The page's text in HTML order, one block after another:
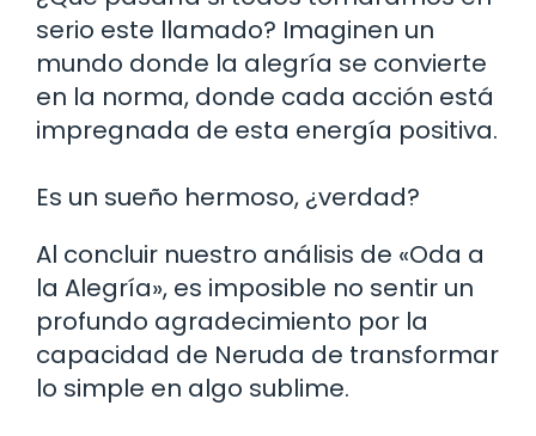
serio este llamado? Imaginen un
mundo donde la alegría se convierte
en la norma, donde cada acción está
impregnada de esta energía positiva.
Es un sueño hermoso, ¿verdad?
Al concluir nuestro análisis de «Oda a
la Alegría», es imposible no sentir un
profundo agradecimiento por la
capacidad de Neruda de transformar
lo simple en algo sublime.